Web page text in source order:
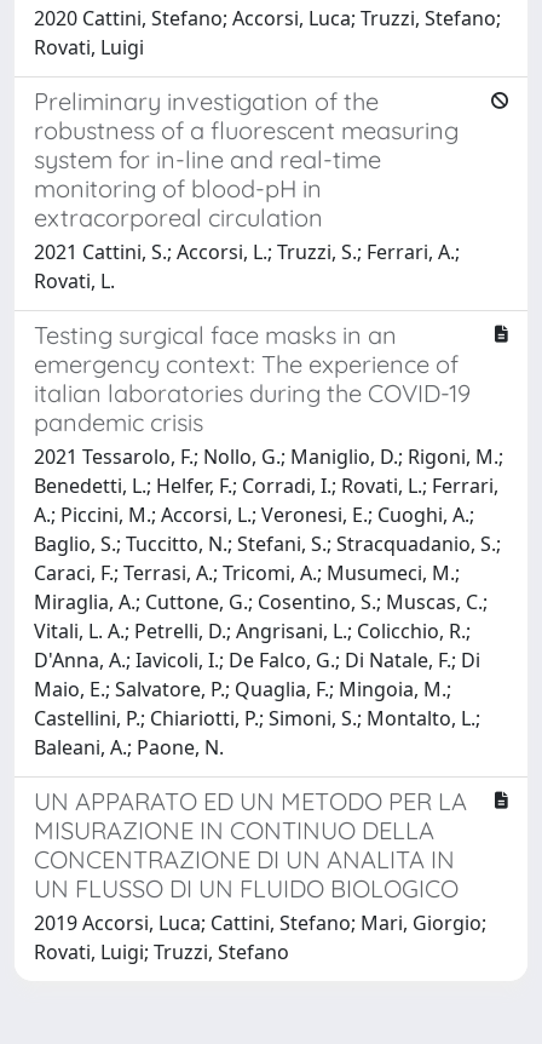
2020 Cattini, Stefano; Accorsi, Luca; Truzzi, Stefano;
Rovati, Luigi
Preliminary investigation of the
robustness of a fluorescent measuring
system for in-line and real-time
monitoring of blood-pH in
extracorporeal circulation
2021 Cattini, S.; Accorsi, L.; Truzzi, S.; Ferrari, A.;
Rovati, L.
Testing surgical face masks in an
emergency context: The experience of
italian laboratories during the COVID-19
pandemic crisis
2021 Tessarolo, F.; Nollo, G.; Maniglio, D.; Rigoni, M.;
Benedetti, L.; Helfer, F.; Corradi, I.; Rovati, L.; Ferrari,
A.; Piccini, M.; Accorsi, L.; Veronesi, E.; Cuoghi, A.;
Baglio, S.; Tuccitto, N.; Stefani, S.; Stracquadanio, S.;
Caraci, F.; Terrasi, A.; Tricomi, A.; Musumeci, M.;
Miraglia, A.; Cuttone, G.; Cosentino, S.; Muscas, C.;
Vitali, L. A.; Petrelli, D.; Angrisani, L.; Colicchio, R.;
D'Anna, A.; Iavicoli, I.; De Falco, G.; Di Natale, F.; Di
Maio, E.; Salvatore, P.; Quaglia, F.; Mingoia, M.;
Castellini, P.; Chiariotti, P.; Simoni, S.; Montalto, L.;
Baleani, A.; Paone, N.
UN APPARATO ED UN METODO PER LA
MISURAZIONE IN CONTINUO DELLA
CONCENTRAZIONE DI UN ANALITA IN
UN FLUSSO DI UN FLUIDO BIOLOGICO
2019 Accorsi, Luca; Cattini, Stefano; Mari, Giorgio;
Rovati, Luigi; Truzzi, Stefano